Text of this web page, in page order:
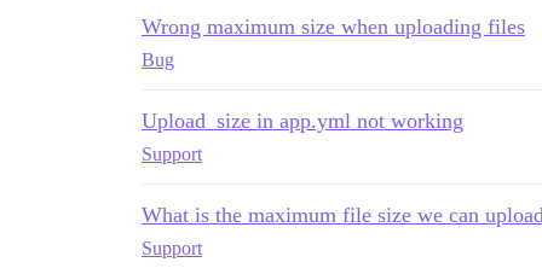
Wrong maximum size when uploading files
Bug
Upload_size in app.yml not working
Support
What is the maximum file size we can
Support